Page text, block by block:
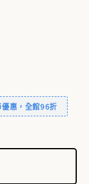
惠，全館96折